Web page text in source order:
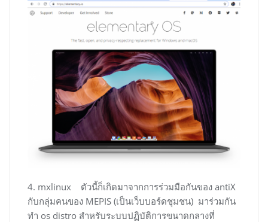
4. mxlinux ตัวนี้ก็เกิดมาจากการร่วมมือกันของ antiX
กับกลุ่มคนของ MEPIS (เป็นเว็บบอร์ดชุมชน) มาร่วมกัน
ทำ os distro สำหรับระบบปฏิบัติการขนาดกลางที่